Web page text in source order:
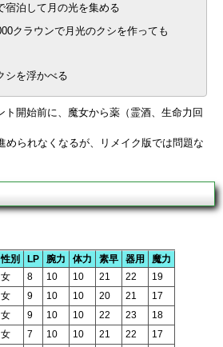
宿泊して月の光を集める
クラウンで月光のクシを作っても
シを浮かべる
開始前に、魔女から薬（霊酒、生命力回
められなくなるが、リメイク版では問題な
性別 LP 腕力 体力 素早 器用
魔力
女 8 10 10 21 22
19
女 9 10 10 20 21
17
女 9 10 10 22 23
18
女 7 10 10 21 22
17